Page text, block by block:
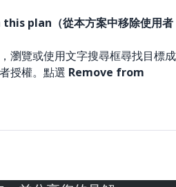
plan（從本方案中移除使用者
瀏覽或使用文字搜尋框尋找目標成
授權。點選 Remove from